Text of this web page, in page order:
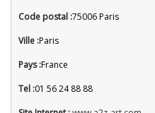
Code postal :75006 Paris
Ville :Paris
Pays :France
Tel :01 56 24 88 88